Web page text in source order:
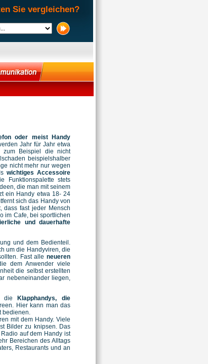
Sie vergleichen?
oder meist Handy
Jahr für Jahr etwa
zum Beispiel die nicht
beispielshalber
nicht mehr nur wegen
wichtiges Accessoire
Funktionspalette stets
die man mit seinem
ein Handy etwa 18- 24
sich das Handy von
, dass fast jeder Mensch
im Cafe, bei sportlichen
und dauerhafte
und dem Bedienteil.
um die Handyviren, die
Fast alle neueren
dem Anwender viele
die selbst erstellten
nebeneinander liegen,
die
Klapphandys, die
Hier kann man das
bedienen.
mit dem Handy. Viele
Bilder zu knipsen. Das
auf dem Handy ist
Bereichen des Alltags
Restaurants und an